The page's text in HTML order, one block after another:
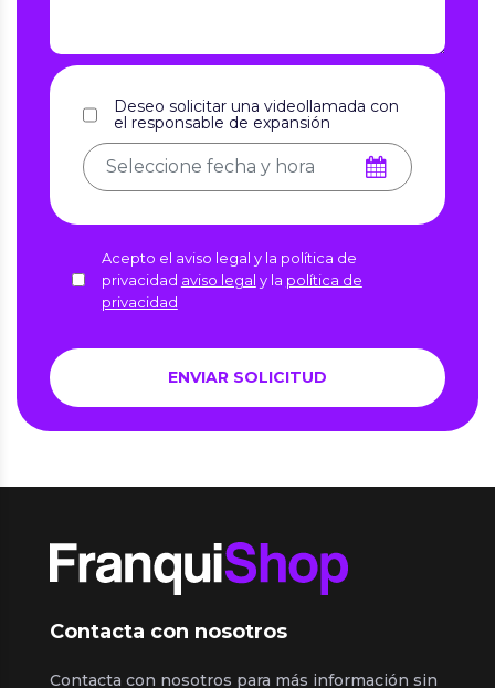
Deseo solicitar una videollamada con
el responsable de expansión
Acepto el aviso legal y la política de
privacidad aviso legal y la política de
privacidad
Contacta con nosotros
Contacta con nosotros para más información sin